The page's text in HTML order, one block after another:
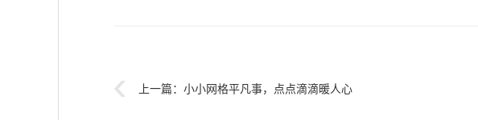
上一篇： 小小网格平凡事，点点滴滴暖人心